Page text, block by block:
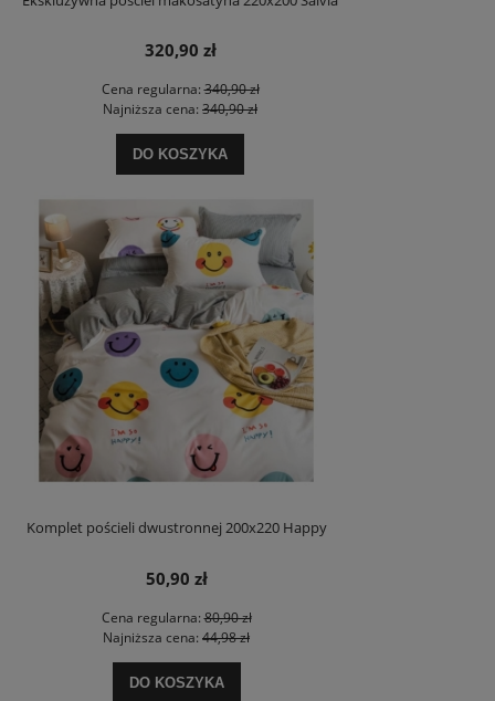
320,90 zł
Cena regularna:340,90 zł
Najniższa cena: 340,90 zł
DO KOSZYKA
Komplet pościeli dwustronnej 200x220 Happy
50,90 zł
Cena regularna:80,90 zł
Najniższa cena: 44,98 zł
DO KOSZYKA